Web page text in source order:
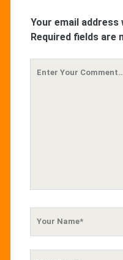
Your email address
Required fields are